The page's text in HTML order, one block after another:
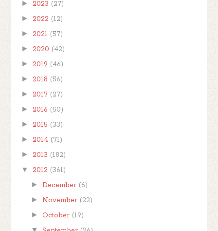
► 2023 (27)
► 2022 (12)
► 2021 (57)
► 2020 (42)
► 2019 (46)
► 2018 (56)
► 2017 (27)
► 2016 (50)
► 2015 (33)
► 2014 (71)
► 2013 (182)
▼ 2012 (361)
► December (6)
► November (22)
► October (19)